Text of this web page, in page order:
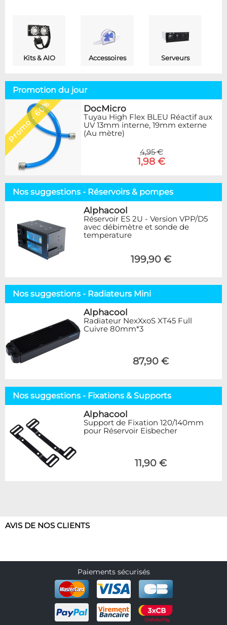
Kits & AIO Accessoires Serveurs
Promotion du jour
Promo - 60% DocMicro
Tuyau High Flex BLEU Réactif aux
UV 13mm interne, 19mm externe
(Au mètre)
4,95 €
1,98 €
Nos suggestions - Réservoirs & pompes
Alphacool
Réservoir ES 2U - Version VPP/D5
avec débimètre et sonde de
temperature
199,90 €
Nos suggestions - Radiateurs Mini
Alphacool
Radiateur NexXxoS XT45 Full
Cuivre 80mm*3
87,90 €
Nos suggestions - Fixations & Supports
Alphacool
Support de Fixation 120/140mm
pour Réservoir Eisbecher
11,90 €
AVIS DE NOS CLIENTS
Paiements sécurisés